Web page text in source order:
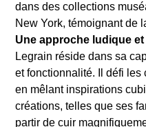
dans des collections
New York, témoignant de
Une approche ludique
Legrain réside dans sa
et fonctionnalité. Il défi
en mêlant inspirations
créations, telles que ses
partir de cuir